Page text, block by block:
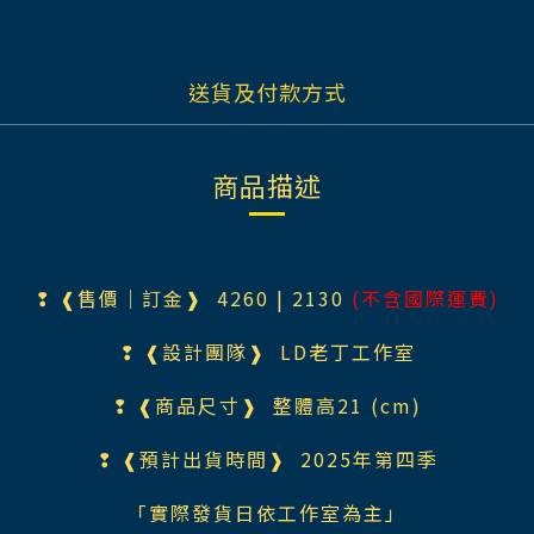
送貨及付款方式
商品描述
❢ ❰售價｜訂金❱ 4260 | 2130 (不含國際運費)
❢ ❰設計團隊❱ LD老丁工作室
❢ ❰商品尺寸❱ 整體高21 (cm)
❢ ❰預計出貨時間❱ 2025年第四季
「實際發貨日依工作室為主」